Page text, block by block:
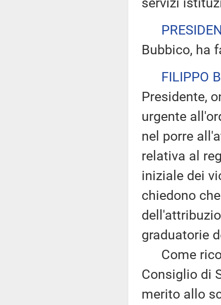
Bubbico, ha
FILIPPO
Presidente,
urgente
nel porre
relativa al
iniziale dei
chiedono
graduatorie
Come
Consiglio di
merito allo